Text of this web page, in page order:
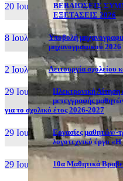
20 Ιουλ, 26
ΒΕΒΑΙΩΣΕΙΣ
ΕΞΕΤΑΣΕΙΣ 2026
8 Ιουλ, 26
Υποβολή
μηχανογραφικού 2026
2 Ιουλ, 26 Λειτουργία σχολείου
29 Ιουν, 26
Ηλεκτρονική Αίτηση
μετεγγραφής
για το σχολικό έτος 2026-2027
29 Ιουν, 26
Εργασίες μαθητών/-
λογοτεχνικό έργο
29 Ιουν, 26 10α Μαθητικά